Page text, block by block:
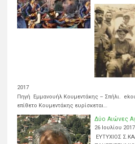
2017
Πηγή Εμμανουήλ Κουμεντάκης – Σπήλι.
επίθετο Κουμεντάκης ευρίσκεται…
Δύο Αιώνες
26 Ιουλίου 2017
ΕΥΤΥΧΙΟΣ